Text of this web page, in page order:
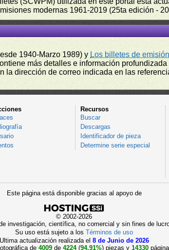
modernas 1961-2019 (25ta edición -
1940-Marzo 1989) y Los billetes de
más detalles e información
la dirección de correo indicada en las
Recursos
Buscar
Descargas
Identificador de pieza
Determine serie especial
Este página está disponible gracias al apoyo de
© 2002-2026
investigación, científica, no comercial y sin fines de
Su uso está sujeto a los Términos de uso
Ultima actualización realizada el 8 de Junio de 2026
de 4009 de 4224(94.91%) piezas y 14330